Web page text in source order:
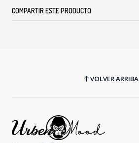
COMPARTIR ESTE PRODUCTO
VOLVER ARRIBA